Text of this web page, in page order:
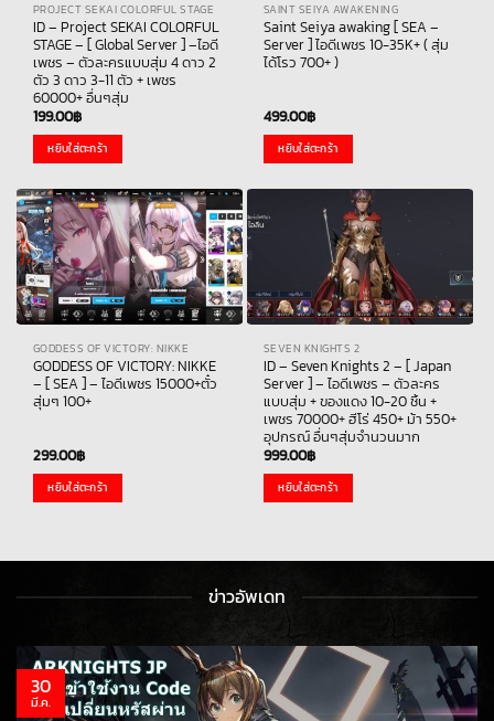
PROJECT SEKAI COLORFUL STAGE
ID – Project SEKAI COLORFUL
STAGE – [ Global Server ] –ไอดี
เพชร – ตัวละครแบบสุ่ม 4 ดาว 2
ตัว 3 ดาว 3-11 ตัว + เพชร
60000+ อื่นๆสุ่ม
199.00฿
หยิบใส่ตะกร้า
SAINT SEIYA AWAKENING
Saint Seiya awaking [ SEA –
Server ] ไอดีเพชร 10-35K+ ( สุ่ม
ได้โรว 700+ )
499.00฿
หยิบใส่ตะกร้า
GODDESS OF VICTORY: NIKKE
GODDESS OF VICTORY: NIKKE
– [ SEA ] – ไอดีเพชร 15000+ตั๋ว
สุ่มๆ 100+
299.00฿
หยิบใส่ตะกร้า
SEVEN KNIGHTS 2
ID – Seven Knights 2 – [ Japan
Server ] – ไอดีเพชร – ตัวละคร
แบบสุ่ม + ของแดง 10-20 ชิ้น +
เพชร 70000+ ฮีโร่ 450+ ม้า 550+
อุปกรณ์ อื่นๆสุ่มจำนวนมาก
999.00฿
หยิบใส่ตะกร้า
ข่าวอัพเดท
30
มี.ค.